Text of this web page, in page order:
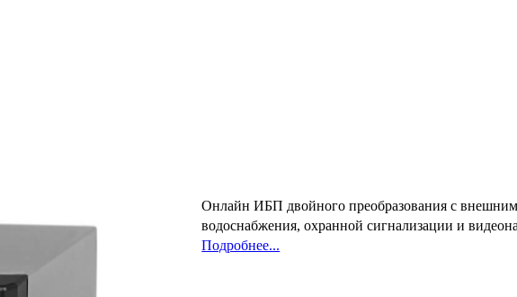
Онлайн ИБП двойного преобразования с
водоснабжения, охранной сигнализации и
Подробнее...